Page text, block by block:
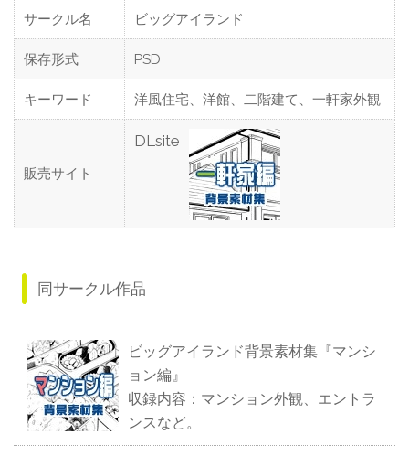
サークル名 ビッグアイランド
保存形式 PSD
キーワード 洋風住宅、洋館、二階建て、一軒家外観
販売サイト
DLsite
同サークル作品
ビッグアイランド背景素材集『マンシ
ョン編』
収録内容：マンション外観、エントラ
ンスなど。